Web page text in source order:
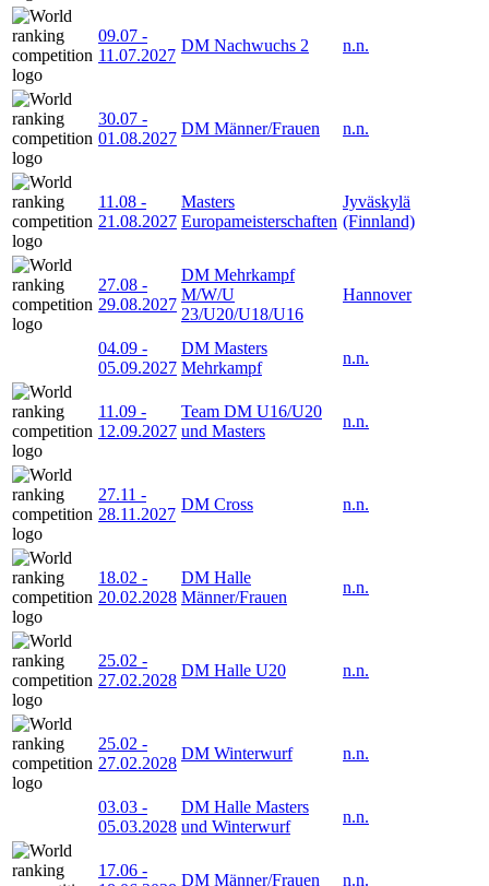
09.07 -
11.07.2027
DM Nachwuchs 2 n.n.
30.07 -
01.08.2027
DM Männer/Frauen n.n.
11.08 -
21.08.2027
Masters
Europameisterschaften
Jyväskylä
(Finnland)
27.08 -
29.08.2027
DM Mehrkampf
M/W/U
23/U20/U18/U16
Hannover
04.09 -
05.09.2027
DM Masters
Mehrkampf
n.n.
11.09 -
12.09.2027
Team DM U16/U20
und Masters
n.n.
27.11 -
28.11.2027
DM Cross n.n.
18.02 -
20.02.2028
DM Halle
Männer/Frauen
n.n.
25.02 -
27.02.2028
DM Halle U20 n.n.
25.02 -
27.02.2028
DM Winterwurf n.n.
03.03 -
05.03.2028
DM Halle Masters
und Winterwurf
n.n.
17.06 -
DM Männer/Frauen n.n.